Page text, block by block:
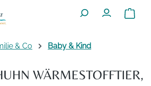
& Co Baby & Kind
WÄRMESTOFFTIER,